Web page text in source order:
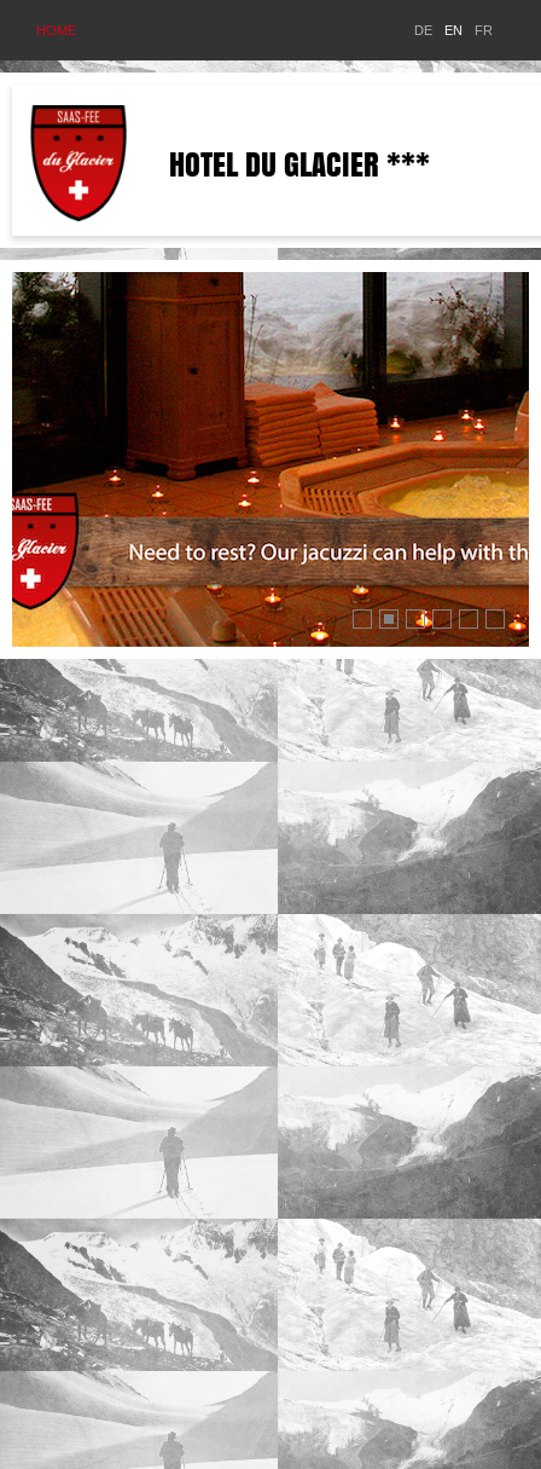
HOME DE EN FR
HOTEL DU GLACIER ***
     